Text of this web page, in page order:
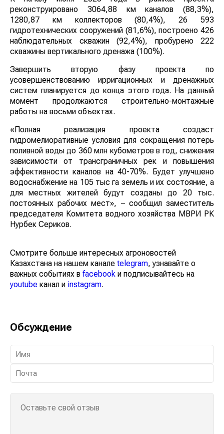
реконструировано 3064,88 км каналов (88,3%),
1280,87 км коллекторов (80,4%), 26 593
гидротехнических сооружений (81,6%), построено 426
наблюдательных скважин (92,4%), пробурено 222
скважины вертикального дренажа (100%).
Завершить вторую фазу проекта по
усовершенствованию ирригационных и дренажных
систем планируется до конца этого года. На данный
момент продолжаются строительно-монтажные
работы на восьми объектах.
«Полная реализация проекта создаст
гидромелиоративные условия для сокращения потерь
поливной воды до 360 млн кубометров в год,
снижения зависимости от трансграничных рек и
повышения эффективности каналов на 40-70%. Будет
улучшено водоснабжение на 105 тыс га земель и их
состояние, а для местных жителей будут созданы до
20 тыс. постоянных рабочих мест», – сообщил
заместитель председателя Комитета водного
хозяйства МВРИ РК Нурбек Сериков.
Смотрите больше интересных агроновостей
Казахстана на нашем каналеtelegram , узнавайте о
важных событиях вfacebook и подписывайтесь на
youtube канал иinstagram
Обсуждение